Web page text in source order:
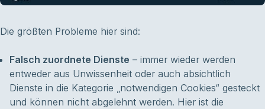
Die größten Probleme hier sind:
Falsch zuordnete Dienste – immer wieder werden
entweder aus Unwissenheit oder auch absichtlich
Dienste in die Kategorie „notwendigen Cookies“ gesteckt
und können nicht abgelehnt werden. Hier ist die